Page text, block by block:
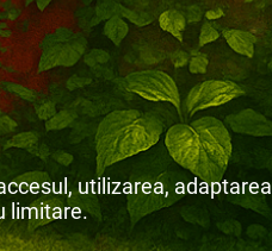
utilizarea, adaptarea
limitare.